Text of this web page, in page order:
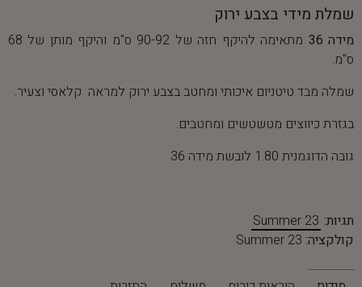
שמלת מידי בצבע ירוק
מידה 36
מתאימה להיקף חזה של 90-92 ס"מ והיקף מותן של 68
ס"מ.
שמלה מבד טיטניום איכותי ומחטב בצבע ירוק למראה קלאסי וצעיר.
בגזרת כיווצים מטשטשים ומחטבים.
גובה הדוגמנית 1.80 לובשת מידה 36
תגיות: Summer 23
קולקציה: Summer 23